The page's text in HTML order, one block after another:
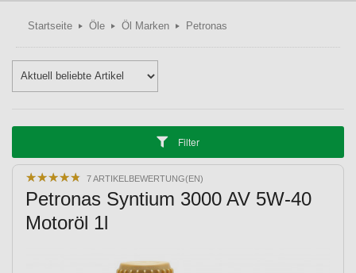
Startseite Öle Öl Marken Petronas
Filter
★★★★★
★★★★★ 7 ARTIKELBEWERTUNG(EN)
Petronas Syntium 3000 AV 5W-40
Motoröl 1l